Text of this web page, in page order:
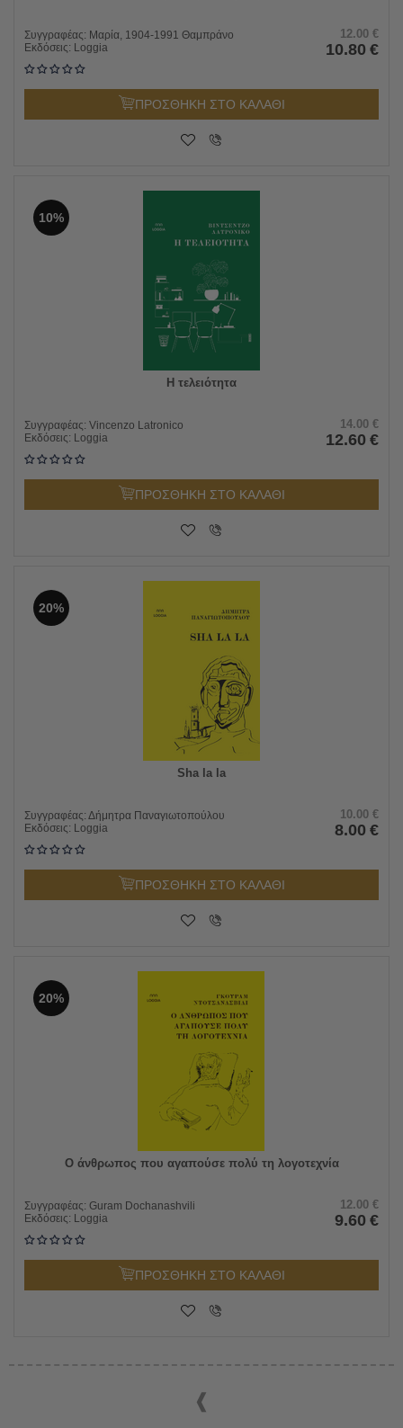
Συγγραφέας: Μαρία, 1904-1991 Θαμπράνο
Εκδόσεις: Loggia
12.00 €
10.80 €
ΠΡΟΣΘΗΚΗ ΣΤΟ ΚΑΛΑΘΙ
10%
Η τελειότητα
Συγγραφέας: Vincenzo Latronico
Εκδόσεις: Loggia
14.00 €
12.60 €
ΠΡΟΣΘΗΚΗ ΣΤΟ ΚΑΛΑΘΙ
20%
Sha la la
Συγγραφέας: Δήμητρα Παναγιωτοπούλου
Εκδόσεις: Loggia
10.00 €
8.00 €
ΠΡΟΣΘΗΚΗ ΣΤΟ ΚΑΛΑΘΙ
20%
Ο άνθρωπος που αγαπούσε πολύ τη λογοτεχνία
Συγγραφέας: Guram Dochanashvili
Εκδόσεις: Loggia
12.00 €
9.60 €
ΠΡΟΣΘΗΚΗ ΣΤΟ ΚΑΛΑΘΙ